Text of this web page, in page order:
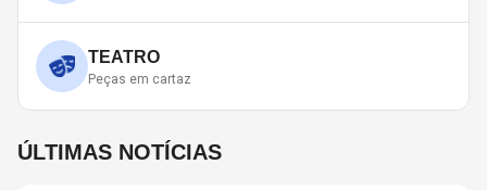
TEATRO
Peças em cartaz
ÚLTIMAS NOTÍCIAS